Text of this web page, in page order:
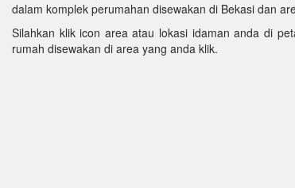
dalam komplek perumahan disewakan di Bekasi dan
Silahkan klik icon area atau lokasi idaman anda di
rumah disewakan di area yang anda klik.